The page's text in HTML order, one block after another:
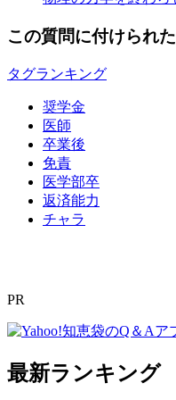
この質問に付けられ
タグランキング
奨学金
医師
卒業後
免責
医学部卒
返済能力
チャラ
PR
最新ランキング